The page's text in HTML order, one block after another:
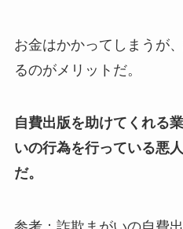
お金はかかってしまうが
るのがメリットだ。
自費出版を助けてくれる
いの行為を行っている悪
だ。